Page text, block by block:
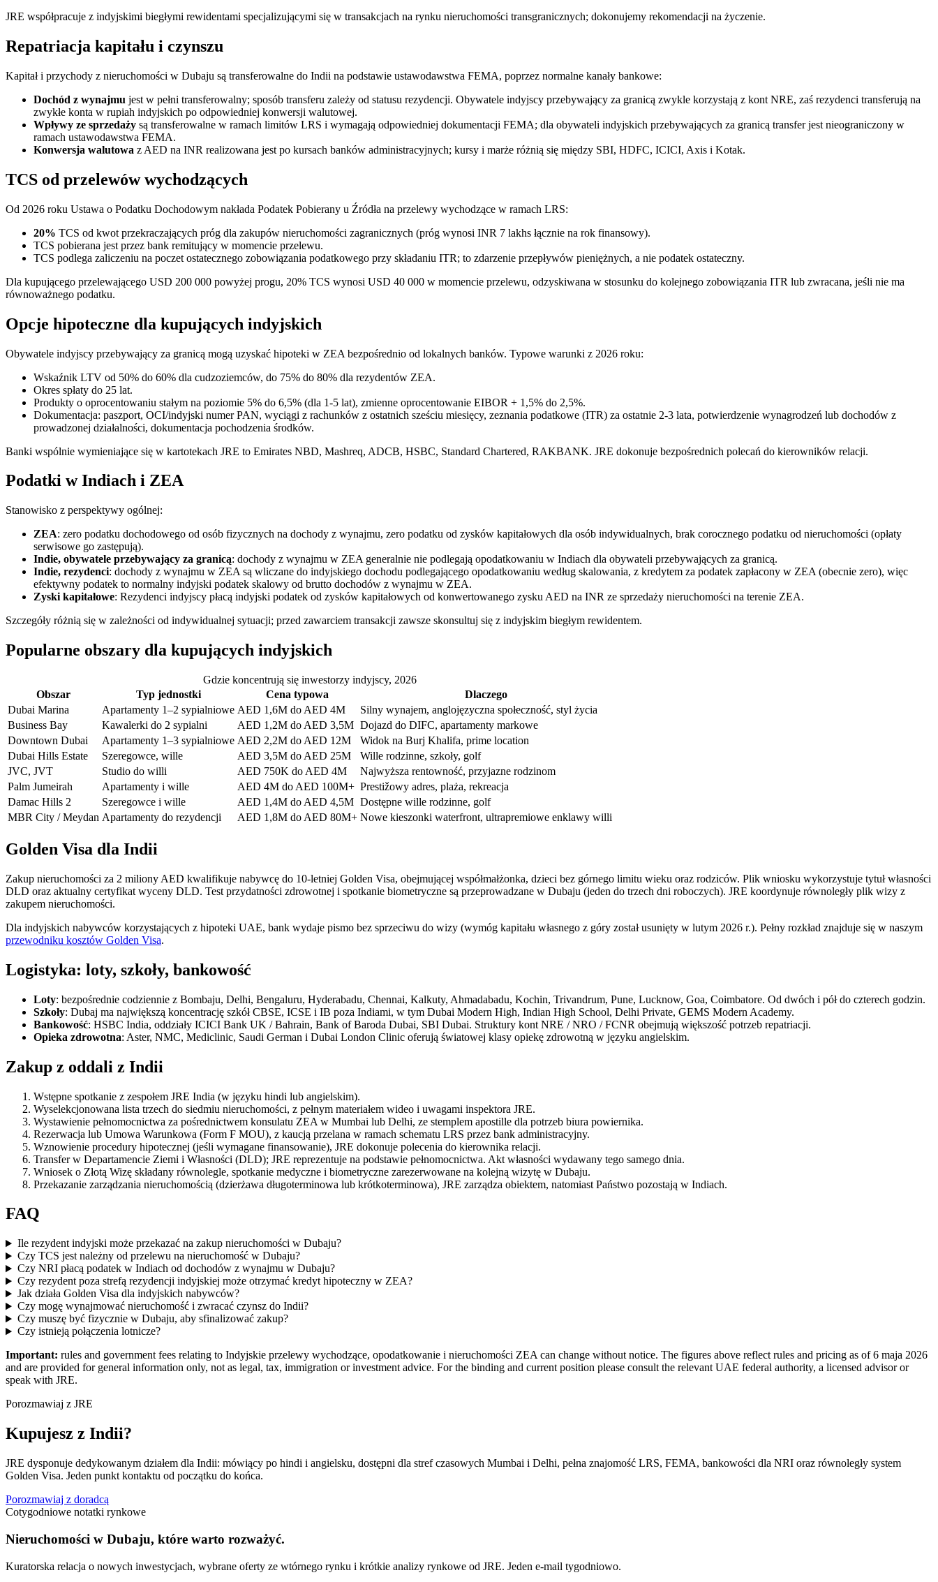
JRE współpracuje z indyjskimi biegłymi rewidentami specjalizującymi się w transakcjach na rynku nieruchomości transgranicznych; dokonujemy rekomendacji na życzenie.
Repatriacja kapitału i czynszu
Kapitał i przychody z nieruchomości w Dubaju są transferowalne do Indii na podstawie ustawodawstwa FEMA, poprzez normalne kanały bankowe:
Dochód z wynajmu jest w pełni transferowalny; sposób transferu zależy od statusu rezydencji. Obywatele indyjscy przebywający za granicą zwykle korzystają z kont NRE, zaś rezydenci transferują na
zwykłe konta w rupiah indyjskich po odpowiedniej konwersji walutowej.
Wpływy ze sprzedaży są transferowalne w ramach limitów LRS i wymagają odpowiedniej dokumentacji FEMA; dla obywateli indyjskich przebywających za granicą transfer jest nieograniczony w
ramach ustawodawstwa FEMA.
Konwersja walutowa z AED na INR realizowana jest po kursach banków administracyjnych; kursy i marże różnią się między SBI, HDFC, ICICI, Axis i Kotak.
TCS od przelewów wychodzących
Od 2026 roku Ustawa o Podatku Dochodowym nakłada Podatek Pobierany u Źródła na przelewy wychodzące w ramach LRS:
20% TCS od kwot przekraczających próg dla zakupów nieruchomości zagranicznych (próg wynosi INR 7 lakhs łącznie na rok finansowy).
TCS pobierana jest przez bank remitujący w momencie przelewu.
TCS podlega zaliczeniu na poczet ostatecznego zobowiązania podatkowego przy składaniu ITR; to zdarzenie przepływów pieniężnych, a nie podatek ostateczny.
Dla kupującego przelewającego USD 200 000 powyżej progu, 20% TCS wynosi USD 40 000 w momencie przelewu, odzyskiwana w stosunku do kolejnego zobowiązania ITR lub zwracana, jeśli nie ma
równoważnego podatku.
Opcje hipoteczne dla kupujących indyjskich
Obywatele indyjscy przebywający za granicą mogą uzyskać hipoteki w ZEA bezpośrednio od lokalnych banków. Typowe warunki z 2026 roku:
Wskaźnik LTV od 50% do 60% dla cudzoziemców, do 75% do 80% dla rezydentów ZEA.
Okres spłaty do 25 lat.
Produkty o oprocentowaniu stałym na poziomie 5% do 6,5% (dla 1-5 lat), zmienne oprocentowanie EIBOR + 1,5% do 2,5%.
Dokumentacja: paszport, OCI/indyjski numer PAN, wyciągi z rachunków z ostatnich sześciu miesięcy, zeznania podatkowe (ITR) za ostatnie 2-3 lata, potwierdzenie wynagrodzeń lub dochodów z
prowadzonej działalności, dokumentacja pochodzenia środków.
Banki wspólnie wymieniające się w kartotekach JRE to Emirates NBD, Mashreq, ADCB, HSBC, Standard Chartered, RAKBANK. JRE dokonuje bezpośrednich polecań do kierowników relacji.
Podatki w Indiach i ZEA
Stanowisko z perspektywy ogólnej:
ZEA: zero podatku dochodowego od osób fizycznych na dochody z wynajmu, zero podatku od zysków kapitałowych dla osób indywidualnych, brak corocznego podatku od nieruchomości (opłaty
serwisowe go zastępują).
Indie, obywatele przebywający za granicą: dochody z wynajmu w ZEA generalnie nie podlegają opodatkowaniu w Indiach dla obywateli przebywających za granicą.
Indie, rezydenci: dochody z wynajmu w ZEA są wliczane do indyjskiego dochodu podlegającego opodatkowaniu według skalowania, z kredytem za podatek zapłacony w ZEA (obecnie zero), więc
efektywny podatek to normalny indyjski podatek skalowy od brutto dochodów z wynajmu w ZEA.
Zyski kapitałowe: Rezydenci indyjscy płacą indyjski podatek od zysków kapitałowych od konwertowanego zysku AED na INR ze sprzedaży nieruchomości na terenie ZEA.
Szczegóły różnią się w zależności od indywidualnej sytuacji; przed zawarciem transakcji zawsze skonsultuj się z indyjskim biegłym rewidentem.
Popularne obszary dla kupujących indyjskich
Gdzie koncentrują się inwestorzy indyjscy, 2026
Obszar
Typ jednostki Cena typowa
Dlaczego
Dubai Marina
Apartamenty 1–2 sypialniowe AED 1,6M do AED 4M
Silny wynajem, anglojęzyczna społeczność, styl życia
Business Bay
Kawalerki do 2 sypialni AED 1,2M do AED 3,5M Dojazd do DIFC, apartamenty markowe
Downtown Dubai
Apartamenty 1–3 sypialniowe AED 2,2M do AED 12M
Widok na Burj Khalifa, prime location
Dubai Hills Estate
Szeregowce, wille AED 3,5M do AED 25M
Wille rodzinne, szkoły, golf
JVC, JVT
Studio do willi AED 750K do AED 4M
Najwyższa rentowność, przyjazne rodzinom
Palm Jumeirah
Apartamenty i wille AED 4M do AED 100M+ Prestižowy adres, plaża, rekreacja
Damac Hills 2
Szeregowce i wille AED 1,4M do AED 4,5M Dostępne wille rodzinne, golf
MBR City / Meydan Apartamenty do rezydencji AED 1,8M do AED 80M+ Nowe kieszonki waterfront, ultrapremiowe enklawy willi
Golden Visa dla Indii
Zakup nieruchomości za 2 miliony AED kwalifikuje nabywcę do 10-letniej Golden Visa, obejmującej współmałżonka, dzieci bez górnego limitu wieku oraz rodziców. Plik wniosku wykorzystuje tytuł własności
DLD oraz aktualny certyfikat wyceny DLD. Test przydatności zdrowotnej i spotkanie biometryczne są przeprowadzane w Dubaju (jeden do trzech dni roboczych). JRE koordynuje równoległy plik wizy z
zakupem nieruchomości.
Dla indyjskich nabywców korzystających z hipoteki UAE, bank wydaje pismo bez sprzeciwu do wizy (wymóg kapitału własnego z góry został usunięty w lutym 2026 r.). Pełny rozkład znajduje się w naszym
przewodniku kosztów Golden Visa.
Logistyka: loty, szkoły, bankowość
Loty: bezpośrednie codziennie z Bombaju, Delhi, Bengaluru, Hyderabadu, Chennai, Kalkuty, Ahmadabadu, Kochin, Trivandrum, Pune, Lucknow, Goa, Coimbatore. Od dwóch i pół do czterech godzin.
Szkoły: Dubaj ma największą koncentrację szkół CBSE, ICSE i IB poza Indiami, w tym Dubai Modern High, Indian High School, Delhi Private, GEMS Modern Academy.
Bankowość: HSBC India, oddziały ICICI Bank UK / Bahrain, Bank of Baroda Dubai, SBI Dubai. Struktury kont NRE / NRO / FCNR obejmują większość potrzeb repatriacji.
Opieka zdrowotna: Aster, NMC, Mediclinic, Saudi German i Dubai London Clinic oferują światowej klasy opiekę zdrowotną w języku angielskim.
Zakup z oddali z Indii
Wstępne spotkanie z zespołem JRE India (w języku hindi lub angielskim).
Wyselekcjonowana lista trzech do siedmiu nieruchomości, z pełnym materiałem wideo i uwagami inspektora JRE.
Wystawienie pełnomocnictwa za pośrednictwem konsulatu ZEA w Mumbai lub Delhi, ze stemplem apostille dla potrzeb biura powiernika.
Rezerwacja lub Umowa Warunkowa (Form F MOU), z kaucją przelana w ramach schematu LRS przez bank administracyjny.
Wznowienie procedury hipotecznej (jeśli wymagane finansowanie), JRE dokonuje polecenia do kierownika relacji.
Transfer w Departamencie Ziemi i Własności (DLD); JRE reprezentuje na podstawie pełnomocnictwa. Akt własności wydawany tego samego dnia.
Wniosek o Złotą Wizę składany równolegle, spotkanie medyczne i biometryczne zarezerwowane na kolejną wizytę w Dubaju.
Przekazanie zarządzania nieruchomością (dzierżawa długoterminowa lub krótkoterminowa), JRE zarządza obiektem, natomiast Państwo pozostają w Indiach.
FAQ
Ile rezydent indyjski może przekazać na zakup nieruchomości w Dubaju?
Czy TCS jest należny od przelewu na nieruchomość w Dubaju?
Czy NRI płacą podatek w Indiach od dochodów z wynajmu w Dubaju?
Czy rezydent poza strefą rezydencji indyjskiej może otrzymać kredyt hipoteczny w ZEA?
Jak działa Golden Visa dla indyjskich nabywców?
Czy mogę wynajmować nieruchomość i zwracać czynsz do Indii?
Czy muszę być fizycznie w Dubaju, aby sfinalizować zakup?
Czy istnieją połączenia lotnicze?
Important: rules and government fees relating to Indyjskie przelewy wychodzące, opodatkowanie i nieruchomości ZEA can change without notice. The figures above reflect rules and pricing as of 6 maja 2026
and are provided for general information only, not as legal, tax, immigration or investment advice. For the binding and current position please consult the relevant UAE federal authority, a licensed advisor or
speak with JRE.
Porozmawiaj z JRE
Kupujesz z Indii?
JRE dysponuje dedykowanym działem dla Indii: mówiący po hindi i angielsku, dostępni dla stref czasowych Mumbai i Delhi, pełna znajomość LRS, FEMA, bankowości dla NRI oraz równoległy system
Golden Visa. Jeden punkt kontaktu od początku do końca.
Porozmawiaj z doradcą
Cotygodniowe notatki rynkowe
Nieruchomości w Dubaju, które warto rozważyć.
Kuratorska relacja o nowych inwestycjach, wybrane oferty ze wtórnego rynku i krótkie analizy rynkowe od JRE. Jeden e-mail tygodniowo.